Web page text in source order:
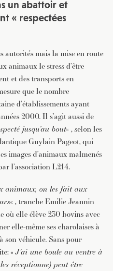
un abattoir et
« respectées
autorités mais la mise en route
animaux le stress d’être
et des transports en
que le nombre
d’établissements ayant
2000. Il s’agit aussi de
jusqu’au bout« , selon les
Guylain Pageot, qui
images d’animaux malmenés
l’association L214.
animaux, on les fait aux
« , tranche Emilie Jeannin
où elle élève 230 bovins avec
elle-même ses charolaises à
son véhicule. Sans pour
«J’ai une boule au ventre à
réceptionne) peut être